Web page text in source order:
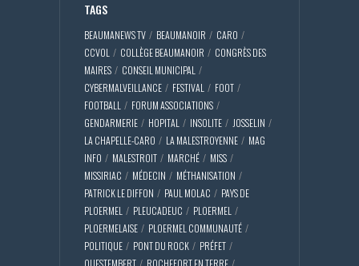
TAGS
BEAUMANEWS TV BEAUMANOIR
CARO
CCVOL
COLLÈGE BEAUMANOIR
CONGRÈS DES
MAIRES
CONSEIL MUNICIPAL
CYBERMALVEILLANCE
FESTIVAL
FOOT
FOOTBALL
FORUM ASSOCIATIONS
GENDARMERIE
HOPITAL INSOLITE
JOSSELIN
LA CHAPELLE-CARO
LA MALESTROYENNE
MAG
INFO
MALESTROIT MARCHÉ
MISS
MISSIRIAC
MÉDECIN
MÉTHANISATION
PATRICK LE DIFFON
PAUL MOLAC
PAYS DE
PLOERMEL
PLEUCADEUC
PLOERMEL
PLOERMELAISE
PLOERMEL COMMUNAUTÉ
POLITIQUE
PONT DU ROCK
PRÉFET